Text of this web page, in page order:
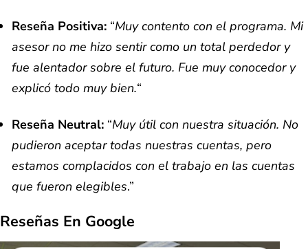
Reseña Positiva: “Muy contento con el programa. Mi
asesor no me hizo sentir como un total perdedor y
fue alentador sobre el futuro. Fue muy conocedor y
explicó todo muy bien.“
Reseña Neutral: “Muy útil con nuestra situación. No
pudieron aceptar todas nuestras cuentas, pero
estamos complacidos con el trabajo en las cuentas
que fueron elegibles.”
Reseñas En Google